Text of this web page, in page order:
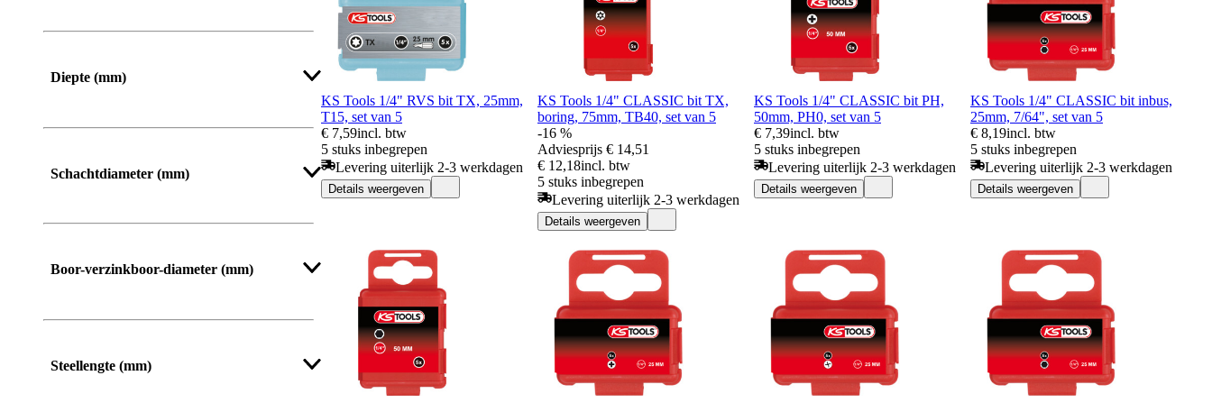
Van Tot
Diepte (mm)
Schachtdiameter (mm)
Boor-verzinkboor-diameter (mm)
Steellengte (mm)
KS Tools 1/4" RVS bit TX, 25mm,
T15, set van 5
€ 7,59incl. btw
5 stuks inbegrepen
Levering uiterlijk 2-3 werkdagen
Details weergeven
KS Tools 1/4" CLASSIC bit TX,
boring, 75mm, TB40, set van 5
-16 %
Adviesprijs € 14,51
€ 12,18incl. btw
5 stuks inbegrepen
Levering uiterlijk 2-3 werkdagen
Details weergeven
KS Tools 1/4" CLASSIC bit PH,
50mm, PH0, set van 5
€ 7,39incl. btw
5 stuks inbegrepen
Levering uiterlijk 2-3 werkdagen
Details weergeven
KS Tools 1/4" CLASSIC bit inbus,
25mm, 7/64", set van 5
€ 8,19incl. btw
5 stuks inbegrepen
Levering uiterlijk 2-3 werkdagen
Details weergeven